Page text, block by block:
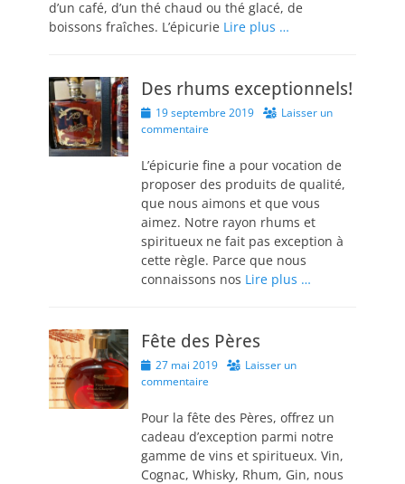
d’un café, d’un thé chaud ou thé glacé, de
boissons fraîches. L’épicurie Lire plus …
Des rhums exceptionnels!
Posted
on
19 septembre 2019
Laisser un
commentaire
L’épicurie fine a pour vocation de
proposer des produits de qualité,
que nous aimons et que vous
aimez. Notre rayon rhums et
spiritueux ne fait pas exception à
cette règle. Parce que nous
connaissons nos Lire plus …
Fête des Pères
Posted
on
27 mai 2019
Laisser un
commentaire
Pour la fête des Pères, offrez un
cadeau d’exception parmi notre
gamme de vins et spiritueux. Vin,
Cognac, Whisky, Rhum, Gin, nous